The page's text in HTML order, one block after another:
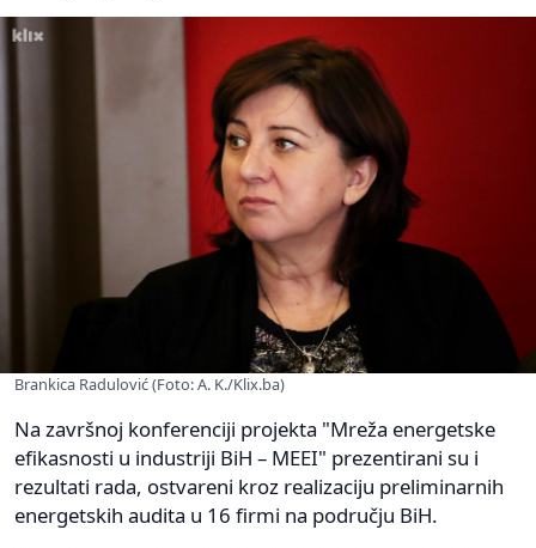
Brankica Radulović (Foto: A. K./Klix.ba)
Na završnoj konferenciji projekta "Mreža energetske
efikasnosti u industriji BiH – MEEI" prezentirani su i
rezultati rada, ostvareni kroz realizaciju preliminarnih
energetskih audita u 16 firmi na području BiH.